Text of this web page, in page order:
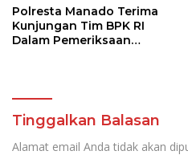
Polresta Manado Terima
Kunjungan Tim BPK RI
Dalam Pemeriksaan
Laporan Kamtibmas
Tinggalkan Balasan
Alamat email Anda tidak akan